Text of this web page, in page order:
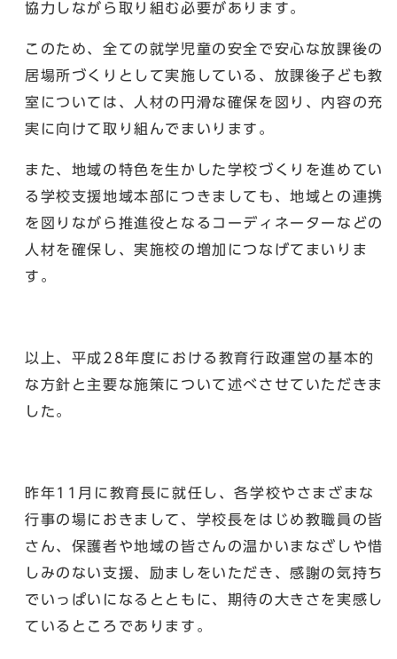
協力しながら取り組む必要があります。
このため、全ての就学児童の安全で安心な放課後の
居場所づくりとして実施している、放課後子ども教
室については、人材の円滑な確保を図り、内容の充
実に向けて取り組んでまいります。
また、地域の特色を生かした学校づくりを進めてい
る学校支援地域本部につきましても、地域との連携
を図りながら推進役となるコーディネーターなどの
人材を確保し、実施校の増加につなげてまいりま
す。
以上、平成28年度における教育行政運営の基本的
な方針と主要な施策について述べさせていただきま
した。
昨年11月に教育長に就任し、各学校やさまざまな
行事の場におきまして、学校長をはじめ教職員の皆
さん、保護者や地域の皆さんの温かいまなざしや惜
しみのない支援、励ましをいただき、感謝の気持ち
でいっぱいになるとともに、期待の大きさを実感し
ているところであります。